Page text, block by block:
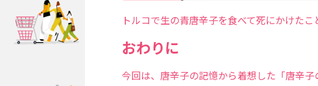
トルコで生の青唐辛子を食べて死にかけたこ
おわりに
今回は、唐辛子の記憶から着想した「唐辛